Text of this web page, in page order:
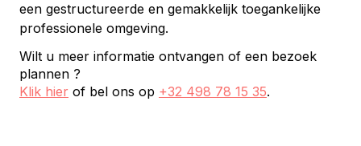
een gestructureerde en gemakkelijk toegankelijke
professionele omgeving.
Wilt u meer informatie ontvangen of een bezoek
plannen ?
Klik hier of bel ons op +32 498 78 15 35.